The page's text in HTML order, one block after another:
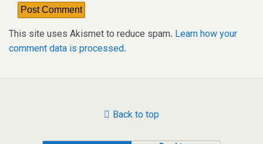
This site uses Akismet to reduce spam. Learn how your
comment data is processed.
Back to top